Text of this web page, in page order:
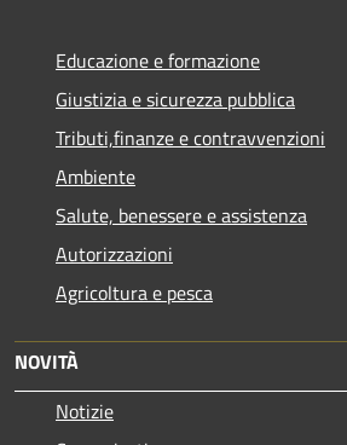
Educazione e formazione
Giustizia e sicurezza pubblica
Tributi,finanze e contravvenzioni
Ambiente
Salute, benessere e assistenza
Autorizzazioni
Agricoltura e pesca
NOVITÀ
Notizie